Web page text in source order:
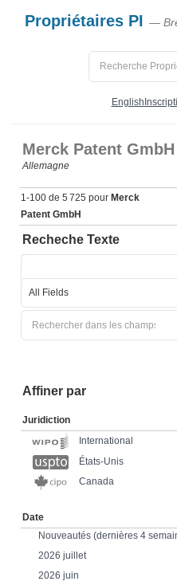
Propriétaires PI —
English
Merck Patent GmbH
Allemagne
1-100 de 5 725 pour Merck
Patent GmbH
Recheche Texte
All Fields
Affiner par
Juridiction
International
États-Unis
Canada
Date
Nouveautés (dernières 4
2026 juillet
2026 juin